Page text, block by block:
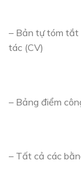
– Bản tự tóm tắt
tác (CV)
– Bảng điểm
– Tất cả các